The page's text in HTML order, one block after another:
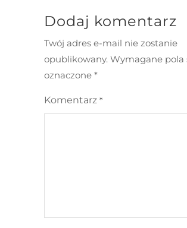
Dodaj komentarz
Twój adres e-mail nie zostanie
opublikowany. Wymagane pola
oznaczone *
Komentarz *